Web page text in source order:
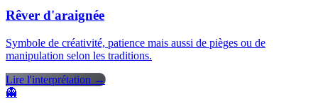
Rêver d'araignée
Symbole de créativité, patience mais aussi de pièges ou de
manipulation selon les traditions.
Lire l'interprétation →
👻